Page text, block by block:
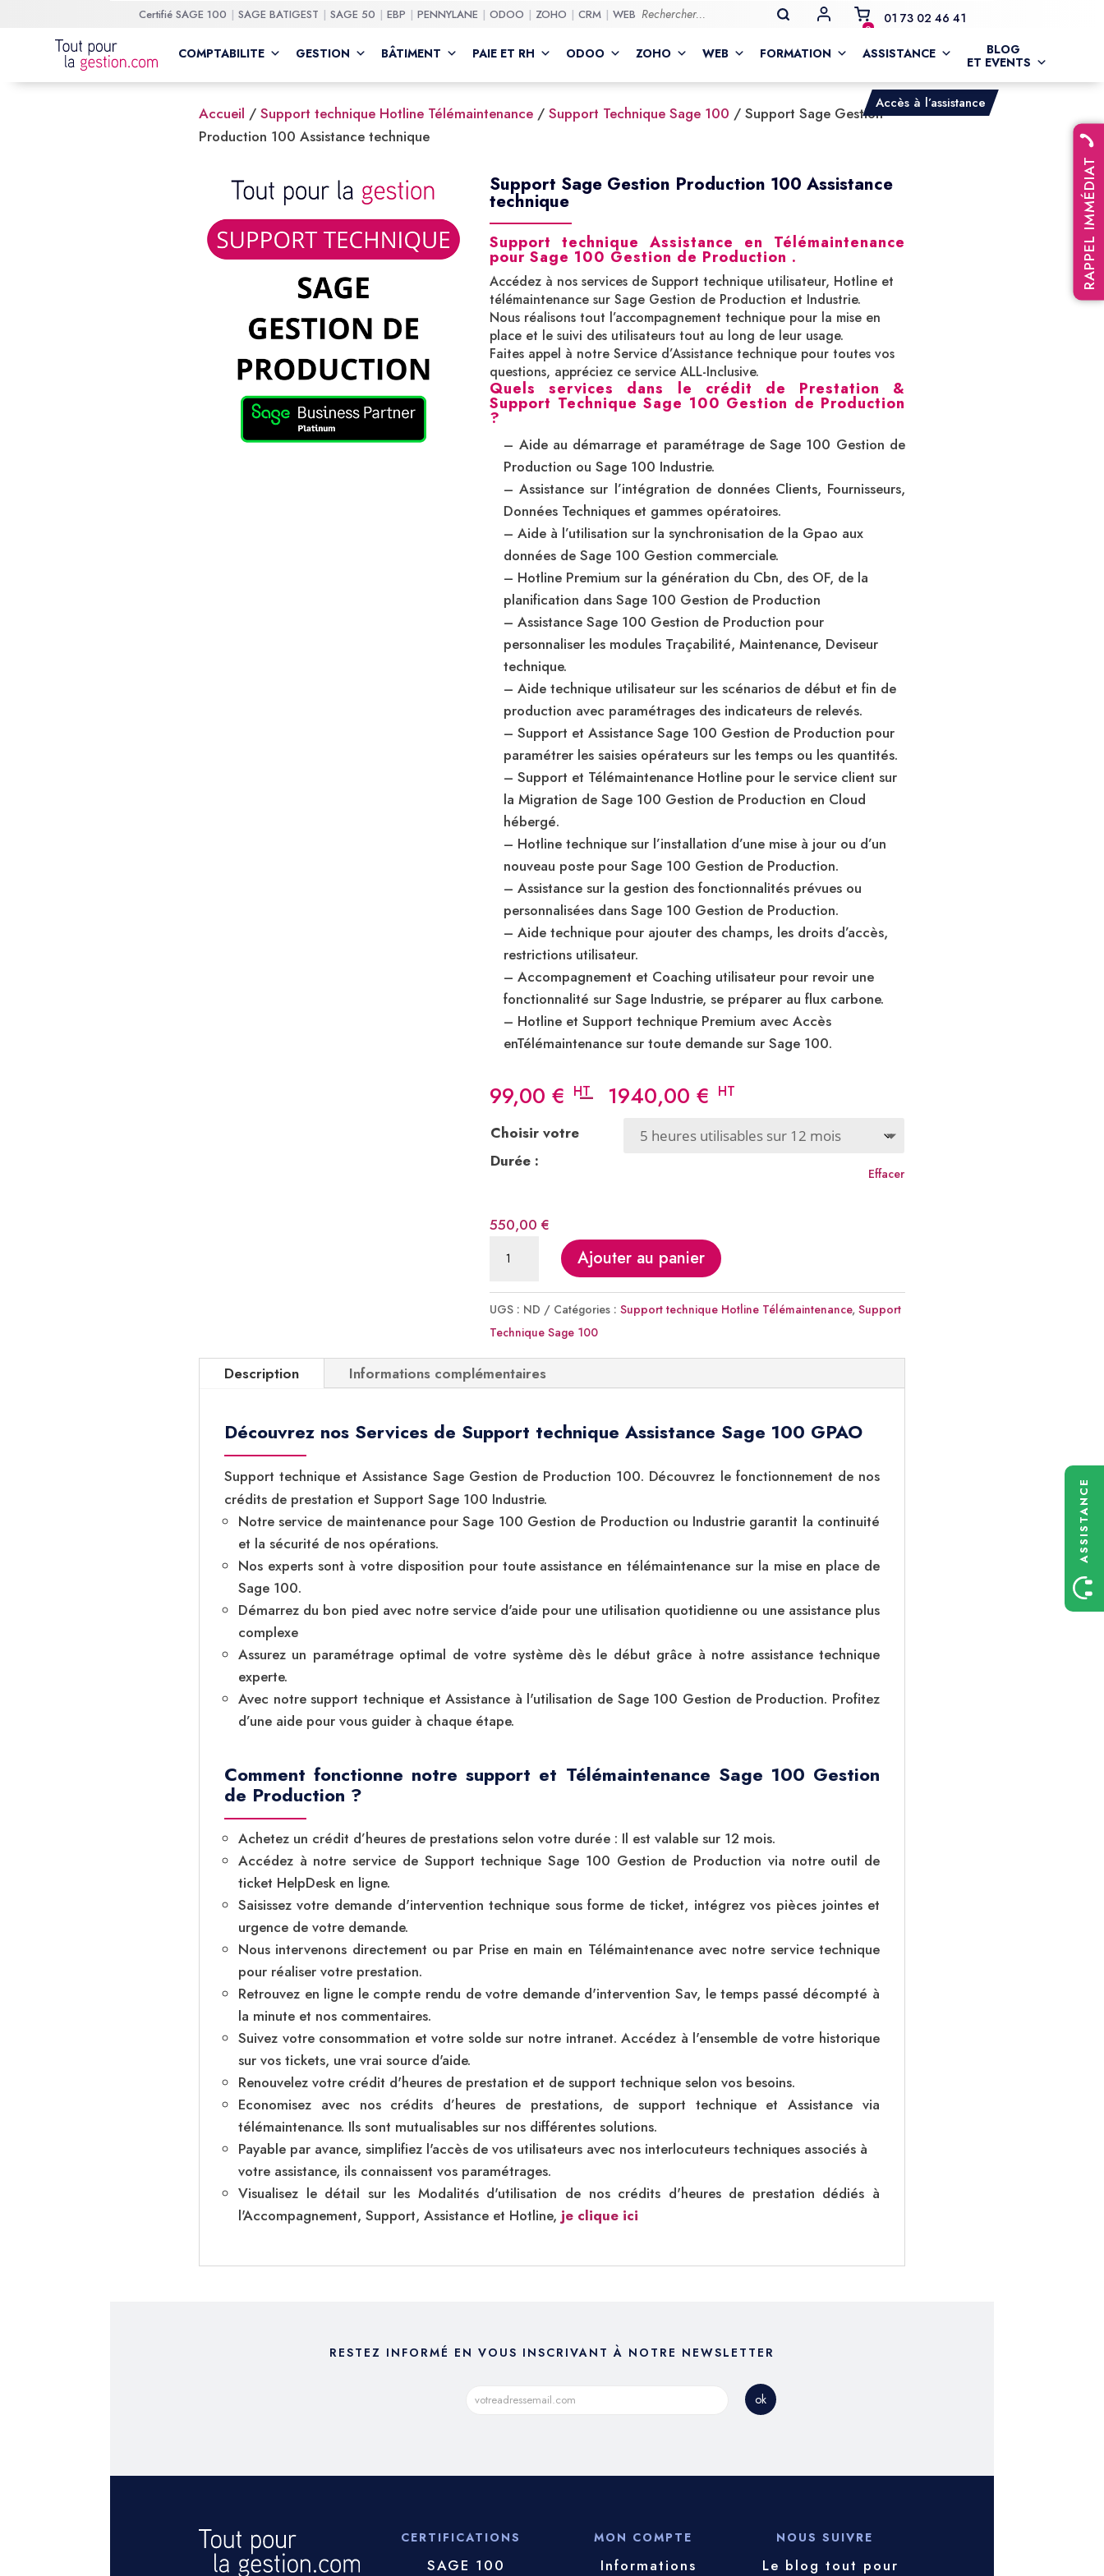
Certifié SAGE 100 SAGE BATIGEST SAGE 50 EBP PENNYLANE ODOO ZOHO CRM WEB
Accès à l’assistance
MON COMPTE
0
01 73 02 46 41
COMPTABILITE GESTION BÂTIMENT PAIE ET RH ODOO ZOHO WEB FORMATION ASSISTANCE
BLOG
ET EVENTS
RAPPEL IMMÉDIAT
Accueil / Support technique Hotline Télémaintenance/ Support Technique Sage 100 / Support Sage Gestion
Production 100 Assistance technique
Support Sage Gestion Production 100 Assistance
technique
Support technique Assistance en Télémaintenance
pour Sage 100 Gestion de Production .
Accédez à nos services de Support technique utilisateur, Hotline et
télémaintenance sur Sage Gestion de Production et Industrie.
Nous réalisons tout l’accompagnement technique pour la mise en
place et le suivi des utilisateurs tout au long de leur usage.
Faites appel à notre Service d’Assistance technique pour toutes vos
questions, appréciez ce service ALL-Inclusive.
Quels services dans le crédit de Prestation &
Support Technique Sage 100 Gestion de Production
?
– Aide au démarrage et paramétrage de Sage 100 Gestion de
Production ou Sage 100 Industrie.
– Assistance sur l’intégration de données Clients, Fournisseurs,
Données Techniques et gammes opératoires.
– Aide à l’utilisation sur la synchronisation de la Gpao aux
données de Sage 100 Gestion commerciale.
– Hotline Premium sur la génération du Cbn, des OF, de la
planification dans Sage 100 Gestion de Production
– Assistance Sage 100 Gestion de Production pour
personnaliser les modules Traçabilité, Maintenance, Deviseur
technique.
– Aide technique utilisateur sur les scénarios de début et fin de
production avec paramétrages des indicateurs de relevés.
– Support et Assistance Sage 100 Gestion de Production pour
paramétrer les saisies opérateurs sur les temps ou les quantités.
– Support et Télémaintenance Hotline pour le service client sur
la Migration de Sage 100 Gestion de Production en Cloud
hébergé.
– Hotline technique sur l’installation d’une mise à jour ou d’un
nouveau poste pour Sage 100 Gestion de Production.
– Assistance sur la gestion des fonctionnalités prévues ou
personnalisées dans Sage 100 Gestion de Production.
– Aide technique pour ajouter des champs, les droits d’accès,
restrictions utilisateur.
– Accompagnement et Coaching utilisateur pour revoir une
fonctionnalité sur Sage Industrie, se préparer au flux carbone.
– Hotline et Support technique Premium avec Accès
enTélémaintenance sur toute demande sur Sage 100.
99,00€ – 1940,00€ Plage
prix :
Choisir votre
Durée :
Effacer
550,00€
Support
Sage
Gestion
Production
100
technique
Ajouter au panier
UGS : ND Catégories :Support technique Hotline Télémaintenance,Support
Technique Sage 100
Description Informations complémentaires
Découvrez nos Services de Support technique Assistance Sage 100 GPAO
Support technique et Assistance Sage Gestion de Production 100. Découvrez le fonctionnement de nos
crédits de prestation et Support Sage 100 Industrie.
Notre service de maintenance pour Sage 100 Gestion de Production ou Industrie garantit la continuité
et la sécurité de nos opérations.
Nos experts sont à votre disposition pour toute assistance en télémaintenance sur la mise en place de
Sage 100.
Démarrez du bon pied avec notre service d'aide pour une utilisation quotidienne ou une assistance plus
complexe
Assurez un paramétrage optimal de votre système dès le début grâce à notre assistance technique
experte.
Avec notre support technique et Assistance à l'utilisation de Sage 100 Gestion de Production. Profitez
d’une aide pour vous guider à chaque étape.
Comment fonctionne notre support et Télémaintenance Sage 100 Gestion
de Production ?
Achetez un crédit d’heures de prestations selon votre durée : Il est valable sur 12 mois.
Accédez à notre service de Support technique Sage 100 Gestion de Production via notre outil de
ticket HelpDesk en ligne.
Saisissez votre demande d'intervention technique sous forme de ticket, intégrez vos pièces jointes et
urgence de votre demande.
Nous intervenons directement ou par Prise en main en Télémaintenance avec notre service technique
pour réaliser votre prestation.
Retrouvez en ligne le compte rendu de votre demande d'intervention Sav, le temps passé décompté à
la minute et nos commentaires.
Suivez votre consommation et votre solde sur notre intranet. Accédez à l'ensemble de votre historique
sur vos tickets, une vrai source d'aide.
Renouvelez votre crédit d'heures de prestation et de support technique selon vos besoins.
Economisez avec nos crédits d’heures de prestations, de support technique et Assistance via
télémaintenance. Ils sont mutualisables sur nos différentes solutions.
Payable par avance, simplifiez l'accès de vos utilisateurs avec nos interlocuteurs techniques associés à
votre assistance, ils connaissent vos paramétrages.
Visualisez le détail sur les Modalités d'utilisation de nos crédits d'heures de prestation dédiés à
l'Accompagnement, Support, Assistance et Hotline, je clique ici
RESTEZ INFORMÉ EN VOUS INSCRIVANT À NOTRE NEWSLETTER
CERTIFICATIONS
SAGE 100
MON COMPTE
Informations
NOUS SUIVRE
Le blog tout pour
ASSISTANCE